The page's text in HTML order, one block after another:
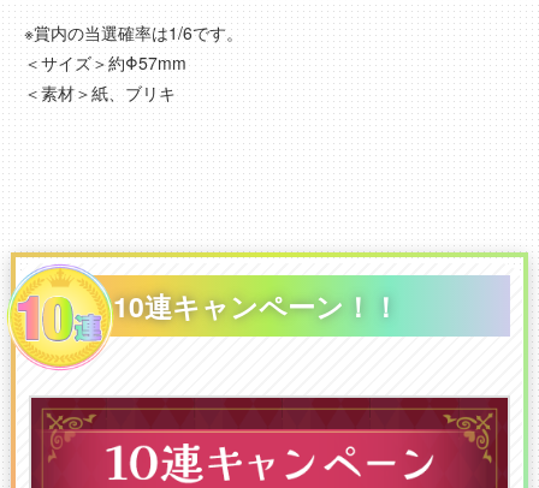
※賞内の当選確率は1/6です。
＜サイズ＞約Φ57mm
＜素材＞紙、ブリキ
10連キャンペーン！！